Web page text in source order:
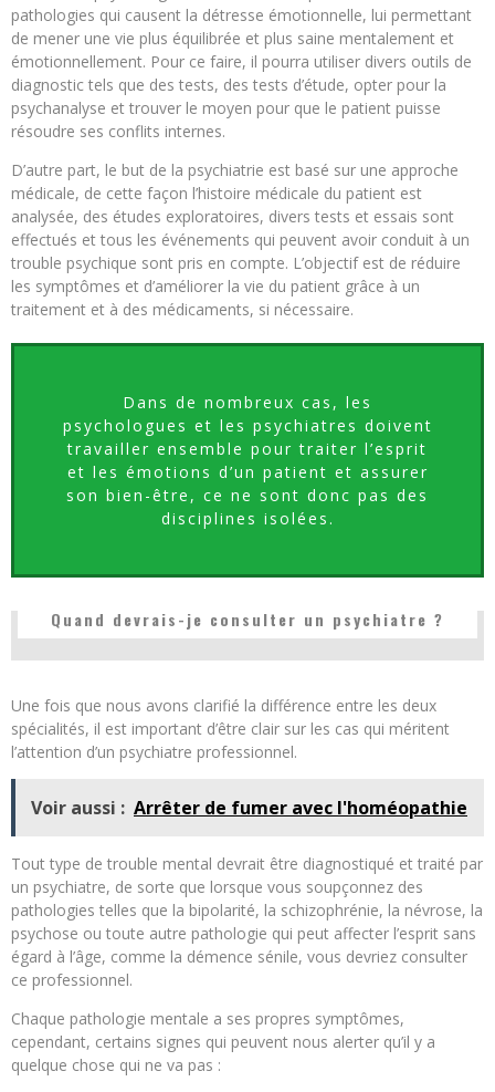
pathologies qui causent la détresse émotionnelle, lui permettant
de mener une vie plus équilibrée et plus saine mentalement et
émotionnellement. Pour ce faire, il pourra utiliser divers outils de
diagnostic tels que des tests, des tests d’étude, opter pour la
psychanalyse et trouver le moyen pour que le patient puisse
résoudre ses conflits internes.
D’autre part, le but de la psychiatrie est basé sur une approche
médicale, de cette façon l’histoire médicale du patient est
analysée, des études exploratoires, divers tests et essais sont
effectués et tous les événements qui peuvent avoir conduit à un
trouble psychique sont pris en compte. L’objectif est de réduire
les symptômes et d’améliorer la vie du patient grâce à un
traitement et à des médicaments, si nécessaire.
Dans de nombreux cas, les
psychologues et les psychiatres doivent
travailler ensemble pour traiter l’esprit
et les émotions d’un patient et assurer
son bien-être, ce ne sont donc pas des
disciplines isolées.
Quand devrais-je consulter un psychiatre ?
Une fois que nous avons clarifié la différence entre les deux
spécialités, il est important d’être clair sur les cas qui méritent
l’attention d’un psychiatre professionnel.
Voir aussi : Arrêter de fumer avec l'homéopathie
Tout type de trouble mental devrait être diagnostiqué et traité par
un psychiatre, de sorte que lorsque vous soupçonnez des
pathologies telles que la bipolarité, la schizophrénie, la névrose, la
psychose ou toute autre pathologie qui peut affecter l’esprit sans
égard à l’âge, comme la démence sénile, vous devriez consulter
ce professionnel.
Chaque pathologie mentale a ses propres symptômes,
cependant, certains signes qui peuvent nous alerter qu’il y a
quelque chose qui ne va pas :